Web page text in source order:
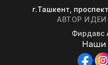
г.Ташкент,
АВТОР
Фирдавс
Наши